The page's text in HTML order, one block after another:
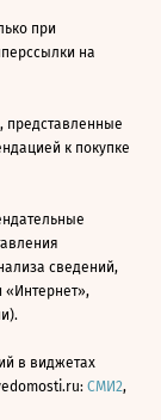
при
на
представленные
к покупке
сведений,
«Интернет»,
в виджетах
СМИ2,